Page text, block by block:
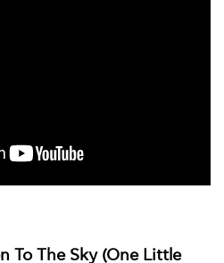
To The Sky (One Little